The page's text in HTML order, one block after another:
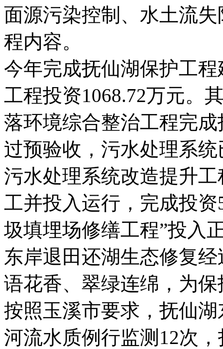
面源污染控制、水土流
程内容。
今年完成抚仙湖保护工
工程投资1068.72万元。
落环境综合整治工程完
过预验收，污水处理系
污水处理系统改造提升
工并投入运行，完成投
圾填埋场修缮工程”投入
东岸退田还湖生态修复
语花香、翠绿连绵，为
按照玉溪市要求，抚仙
河流水质例行监测12次